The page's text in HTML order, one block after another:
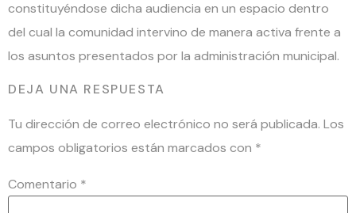
constituyéndose dicha audiencia en un espacio dentro
del cual la comunidad intervino de manera activa frente a
los asuntos presentados por la administración municipal.
DEJA UNA RESPUESTA
Tu dirección de correo electrónico no será publicada. Los
campos obligatorios están marcados con *
Comentario *